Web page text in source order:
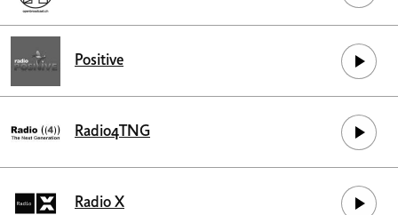
Positive
Radio4TNG
Radio X